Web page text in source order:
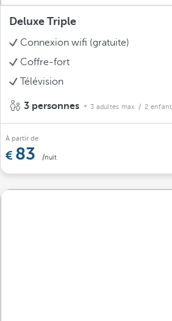
Deluxe Triple
Connexion wifi (gratuite)
Coffre-fort
Télévision
3 personnes 3 adultes max. / 2
À partir de
83 /nuit